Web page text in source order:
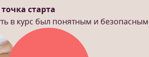
старта
в курс был понятным и безопасным